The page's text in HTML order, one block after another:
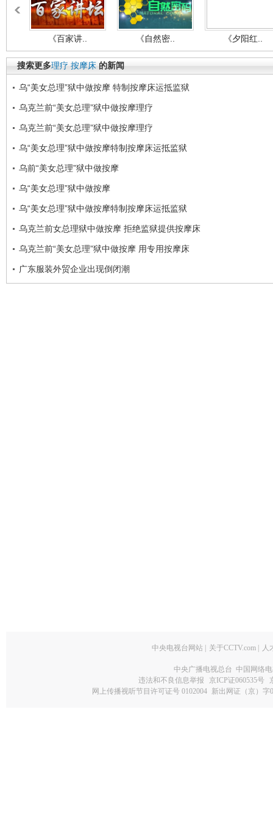
《百家讲.. 《自然密.. 《夕阳红..
搜索更多理疗 按摩床 的新闻
乌“美女总理”狱中做按摩 特制按摩床运抵监狱
乌克兰前“美女总理”狱中做按摩理疗
乌克兰前“美女总理”狱中做按摩理疗
乌“美女总理”狱中做按摩特制按摩床运抵监狱
乌前“美女总理”狱中做按摩
乌“美女总理”狱中做按摩
乌“美女总理”狱中做按摩特制按摩床运抵监狱
乌克兰前女总理狱中做按摩 拒绝监狱提供按摩床
乌克兰前“美女总理”狱中做按摩 用专用按摩床
广东服装外贸企业出现倒闭潮
中央电视台网站 关于CCTV.com 人
中央广播电视总台 中国网络
违法和不良信息举报
京ICP证060535号
网上传播视听节目许可证号 0102004 新出网证（京）